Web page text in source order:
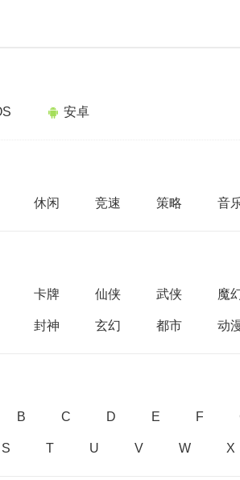
安卓
休闲 竞速 策略 音
卡牌 仙侠 武侠 魔
封神 玄幻 都市 动
B C D E F
S T U V W X